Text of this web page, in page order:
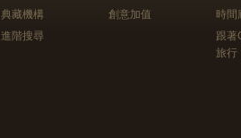
典藏機構
進階搜尋
創意加值
時間
跟
旅行